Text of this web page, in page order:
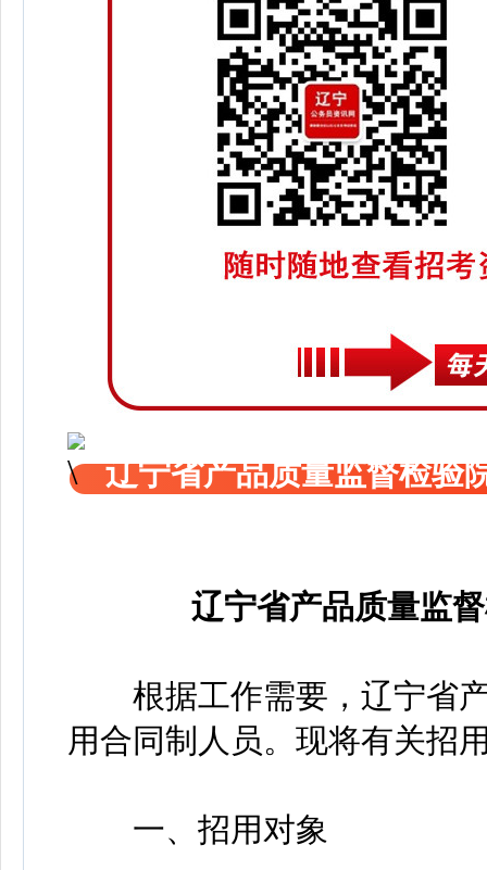
辽宁省产品质量监督检验
辽宁省产品质量监
根据工作需要，辽宁省产
用合同制人员。现将有关招
一、招用对象